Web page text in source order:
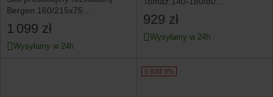
Bergen 160/215x75
biały/dąb artisan
1 099 zł
Wysyłamy w 24h
dąb artisan/czarny
929 zł
Wysyłamy w 24h
5 RAT 0%